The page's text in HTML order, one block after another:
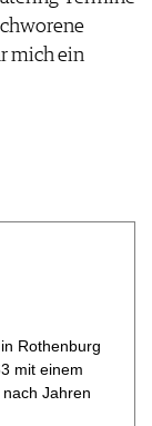
mich ein
Rothenburg
mit einem
Jahren